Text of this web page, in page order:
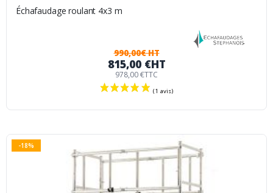
Échafaudage roulant 4x3 m
990,00€ HT
815,00 €HT
978,00 €TTC
-18%